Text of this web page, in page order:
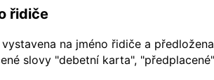
řidiče
na jméno řidiče a
slovy "debetní karta",